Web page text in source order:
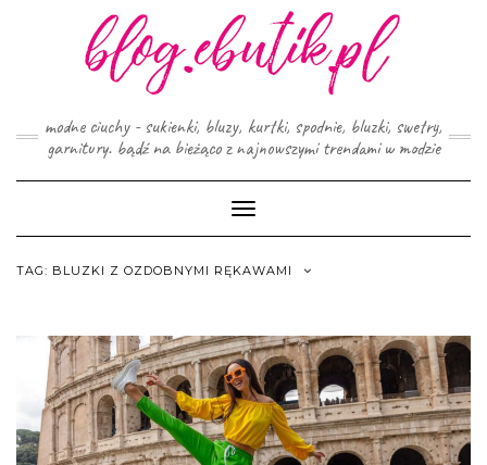
modne ciuchy - sukienki, bluzy, kurtki, spodnie, bluzki, swetry,
garnitury. bądź na bieżąco z najnowszymi trendami w modzie
Toggle
Navigation
TAG: BLUZKI Z OZDOBNYMI RĘKAWAMI